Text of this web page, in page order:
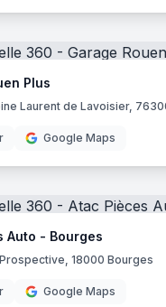
Plus
Google Maps
Auto - Bourges
18000 Bourges
Google Maps